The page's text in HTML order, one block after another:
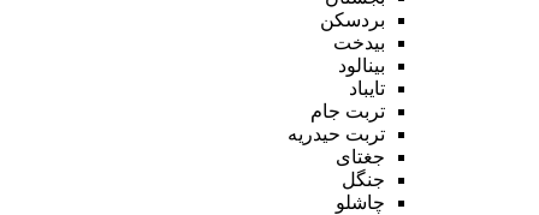
بردسکن
بیدخت
بینالود
تایباد
تربت جام
تربت حیدریه
جغتای
جنگل
چاشلو